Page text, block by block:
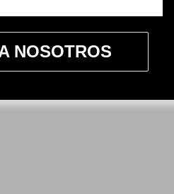
Palma Real, cada lote sigue ciertas
Las normas de construcción
Este lote en particular, por
mar Caribe y las áreas verdes del
NOSOTROS